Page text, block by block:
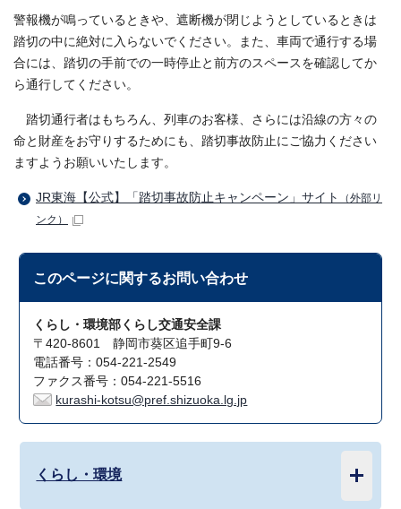
警報機が鳴っているときや、遮断機が閉じようとしているときは
踏切の中に絶対に入らないでください。また、車両で通行する場
合には、踏切の手前での一時停止と前方のスペースを確認してか
ら通行してください。
踏切通行者はもちろん、列車のお客様、さらには沿線の方々の
命と財産をお守りするためにも、踏切事故防止にご協力ください
ますようお願いいたします。
JR東海【公式】「踏切事故防止キャンペーン」サイト
（外部リ
ンク）
このページに関するお問い合わせ
くらし・環境部くらし交通安全課
〒420-8601 静岡市葵区追手町9-6
電話番号：054-221-2549
ファクス番号：054-221-5516
kurashi-kotsu@pref.shizuoka.lg.jp
くらし・環境